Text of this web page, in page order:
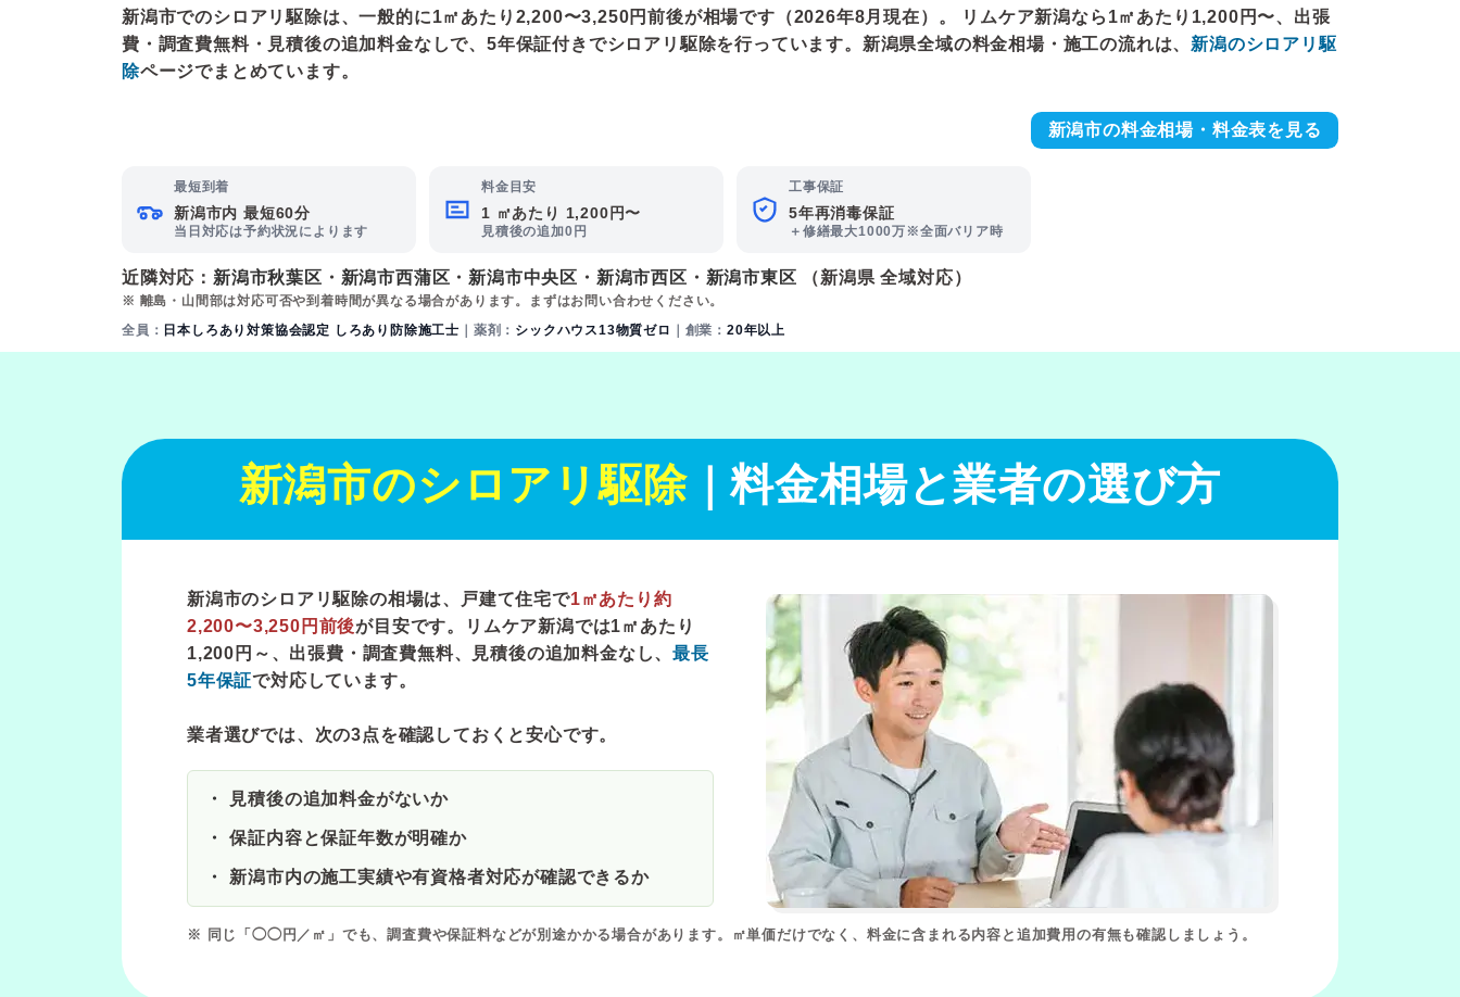
新潟市でのシロアリ駆除は、一般的に1㎡あたり2,200〜3,250円前後が相場です（2026年8月現在）。 リムケア新潟なら1㎡あたり1,200円〜、出張
費・調査費無料・見積後の追加料金なしで、5年保証付きでシロアリ駆除を行っています。新潟県全域の料金相場・施工の流れは、 新潟のシロアリ駆
除ページでまとめています。
新潟市の料金相場・料金表を見る
最短到着
新潟市内 最短60分
当日対応は予約状況によります
料金目安
1 ㎡あたり 1,200円〜
見積後の追加0円
工事保証
5年再消毒保証
＋修繕最大1000万※全面バリア時
近隣対応： 新潟市秋葉区 ・ 新潟市西蒲区 ・ 新潟市中央区 ・ 新潟市西区 ・ 新潟市東区 （新潟県 全域対応）
※ 離島・山間部は対応可否や到着時間が異なる場合があります。まずはお問い合わせください。
全員： 日本しろあり対策協会認定 しろあり防除施工士 ｜薬剤： シックハウス13物質ゼロ ｜創業：20年以上
新潟市のシロアリ駆除｜料金相場と業者の選び方
新潟市のシロアリ駆除の相場は、戸建て住宅で1㎡あたり約
2,200〜3,250円前後が目安です。リムケア新潟では1㎡あたり
1,200円～ 、出張費・調査費無料、見積後の追加料金なし、最長
5年保証で対応しています。
業者選びでは、次の3点を確認しておくと安心です。
見積後の追加料金がないか
保証内容と保証年数が明確か
新潟市内の施工実績や有資格者対応が確認できるか
※ 同じ「◯◯円／㎡」でも、調査費や保証料などが別途かかる場合があります。㎡単価だけでなく、料金に含まれる内容と追加費用の有無も確認しましょう。